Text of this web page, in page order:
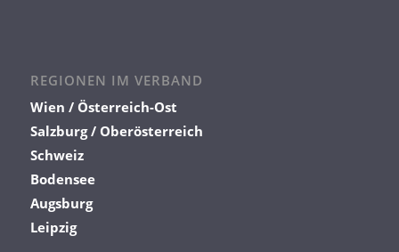
REGIONEN IM VERBAND
Wien / Österreich-Ost
Salzburg / Oberösterreich
Schweiz
Bodensee
Augsburg
Leipzig